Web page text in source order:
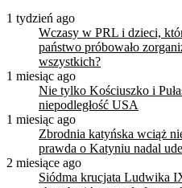
1 tydzień ago
Wczasy w PRL i dzieci,
państwo próbowało
wszystkich?
1 miesiąc ago
Nie tylko Kościuszko i
niepodległość USA
1 miesiąc ago
Zbrodnia katyńska wciąż
prawda o Katyniu nadal
2 miesiące ago
Siódma krucjata Ludwika